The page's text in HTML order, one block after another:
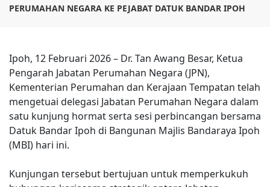
PERUMAHAN NEGARA KE PEJABAT DATUK BANDAR IPOH
Ipoh, 12 Februari 2026 – Dr. Tan Awang Besar, Ketua
Pengarah Jabatan Perumahan Negara (JPN),
Kementerian Perumahan dan Kerajaan Tempatan telah
mengetuai delegasi Jabatan Perumahan Negara dalam
satu kunjung hormat serta sesi perbincangan bersama
Datuk Bandar Ipoh di Bangunan Majlis Bandaraya Ipoh
(MBI) hari ini.
Kunjungan tersebut bertujuan untuk memperkukuh